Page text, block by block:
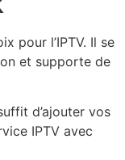
pour l’IPTV. Il se
et supporte de
d’ajouter vos
IPTV avec